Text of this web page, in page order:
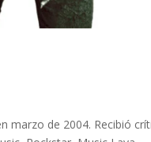
marzo de 2004. Recibió